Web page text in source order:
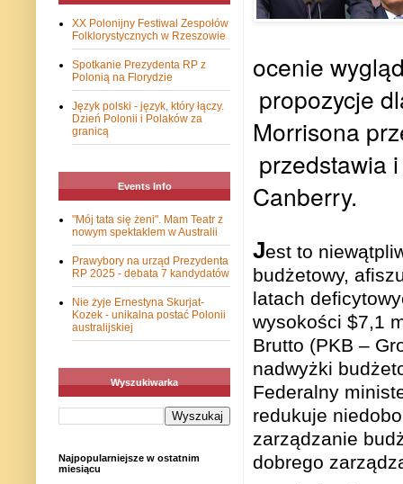
ocenie
propozycje
Morrisona
przedstawia
Canberry.
Jest to
budżetowy,
latach
wysokości $7,1
Brutto (PKB –
nadwyżki
Federalny
redukuje
zarządzanie
dobrego
XX Polonijny Festiwal Zespołów
Folklorystycznych w Rzeszowie
Spotkanie Prezydenta RP z
Polonią na Florydzie
Język polski - język, który łączy.
Dzień Polonii i Polaków za
granicą
Events Info
"Mój tata się żeni". Mam Teatr z
nowym spektaklem w Australii
Prawybory na urząd Prezydenta
RP 2025 - debata 7 kandydatów
Nie żyje Ernestyna Skurjat-
Kozek - unikalna postać Polonii
australijskiej
Wyszukiwarka
Najpopularniejsze w ostatnim
miesiącu